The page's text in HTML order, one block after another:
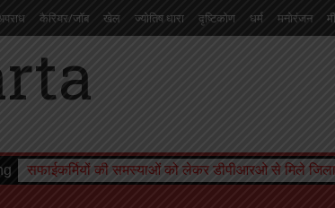
कैरियर/जॉब खेल ज्योतिष धारा दृष्टिकोण धर्म मनोरंजन
गोवा
शिक्षा संस्कृति
सफाईकर्मियों की समस्याओं को लेकर डीपीआरओ से मिले